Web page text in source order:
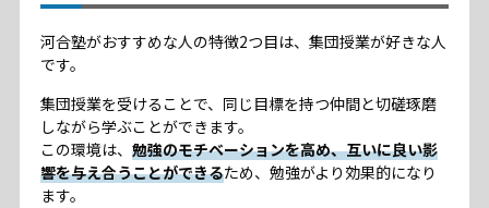
河合塾がおすすめな人の特徴2つ目は、集団授業が好きな人
です。
集団授業を受けることで、同じ目標を持つ仲間と切磋琢磨
しながら学ぶことができます。
この環境は、 勉強のモチベーションを高め、互いに良い影
響を与え合うことができるため、勉強がより効果的になり
ます。